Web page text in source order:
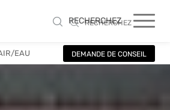
RECHERCHEZ
RECHERCHEZ
EAU DEMANDE DE CONSEIL